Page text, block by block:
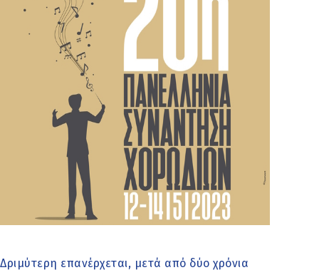
Δριμύτερη επανέρχεται, μετά από δύο χρόνια